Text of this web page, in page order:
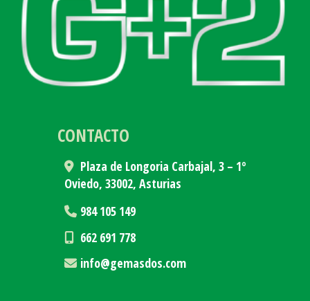
CONTACTO
Plaza de Longoria Carbajal, 3 – 1º
Oviedo, 33002, Asturias
984 105 149
662 691 778
info
gemasdos.com